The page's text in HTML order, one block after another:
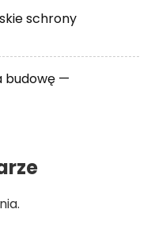
schrony
budowę —